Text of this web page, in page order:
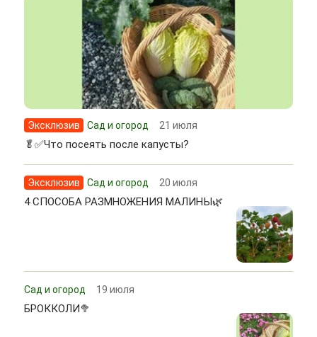
Эксклюзив Сад и огород 21 июля
🥬✅Что посеять после капусты?
Эксклюзив Сад и огород 20 июля
4 СПОСОБА РАЗМНОЖЕНИЯ МАЛИНЫ🌿
Сад и огород 19 июля
БРОККОЛИ🥦